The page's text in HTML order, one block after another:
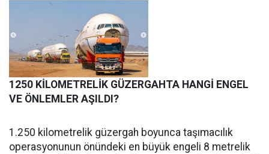
1250 KİLOMETRELİK GÜZERGAHTA HANGİ ENGEL
VE ÖNLEMLER AŞILDI?
1.250 kilometrelik güzergah boyunca taşımacılık
operasyonunun önündeki en büyük engeli 8 metrelik